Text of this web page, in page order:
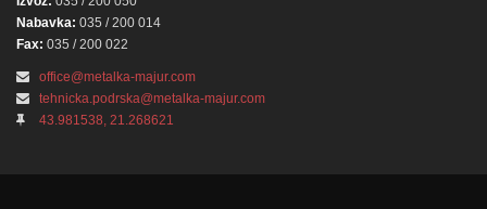
Nabavka: 035 / 200 014
Fax: 035 / 200 022
office@metalka-majur.com
tehnicka.podrska@metalka-majur.com
43.981538, 21.268621